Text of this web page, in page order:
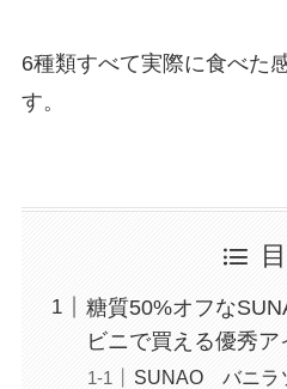
6種類すべて実際に食べた
す。
糖質50%オフな
ビニで買える優秀ア
SUNAO バニラ